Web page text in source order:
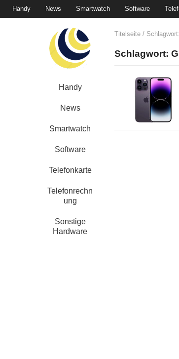
Handy News Smartwatch Software
Handy
News
Smartwatch
Software
Telefonkarte
Telefonrechn
ung
Sonstige
Hardware
Titelseite / Schlagwort:
Schlagwort: